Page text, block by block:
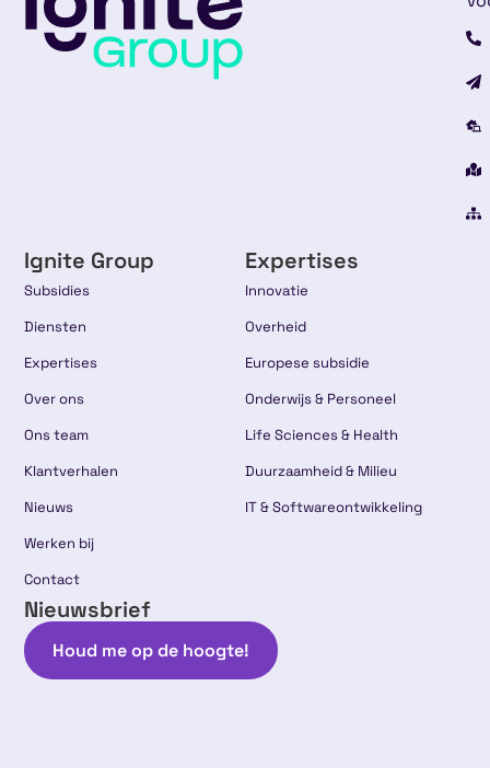
Ignite Group
Subsidies
Diensten
Expertises
Over ons
Ons team
Klantverhalen
Nieuws
Werken bij
Contact
Expertises
Innovatie
Overheid
Europese subsidie
Onderwijs & Personeel
Life Sciences & Health
Duurzaamheid & Milieu
IT & Softwareontwikkeling
Nieuwsbrief
Houd me op de hoogte!